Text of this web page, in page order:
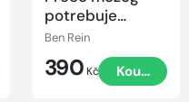
potrebuje
priateľov
Ben Rein
390 Kč Koupit